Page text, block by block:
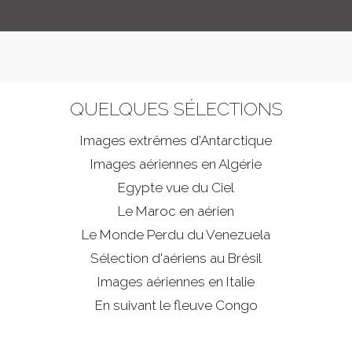
QUELQUES SÉLECTIONS
Images extrêmes d'Antarctique
Images aériennes en Algérie
Egypte vue du Ciel
Le Maroc en aérien
Le Monde Perdu du Venezuela
Sélection d'aériens au Brésil
Images aériennes en Italie
En suivant le fleuve Congo